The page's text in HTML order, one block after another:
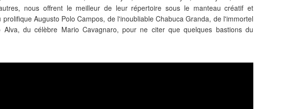
nous offrent le meilleur de leur répertoire sous le manteau créatif et
prolifique Augusto Polo Campos, de l'inoubliable Chabuca Granda, de l'immortel
Alva, du célèbre Mario Cavagnaro, pour ne citer que quelques bastions du